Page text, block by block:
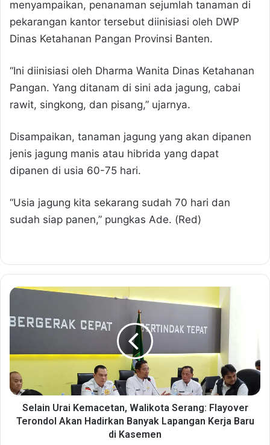
menyampaikan, penanaman sejumlah tanaman di
pekarangan kantor tersebut diinisiasi oleh DWP
Dinas Ketahanan Pangan Provinsi Banten.
“Ini diinisiasi oleh Dharma Wanita Dinas Ketahanan
Pangan. Yang ditanam di sini ada jagung, cabai
rawit, singkong, dan pisang,” ujarnya.
Disampaikan, tanaman jagung yang akan dipanen
jenis jagung manis atau hibrida yang dapat
dipanen di usia 60-75 hari.
“Usia jagung kita sekarang sudah 70 hari dan
sudah siap panen,” pungkas Ade. (Red)
S
l
n
r
a
Selain Urai Kemacetan, Walikota Serang: Flayover
Terondol Akan Hadirkan Banyak Lapangan Kerja Baru
di Kasemen